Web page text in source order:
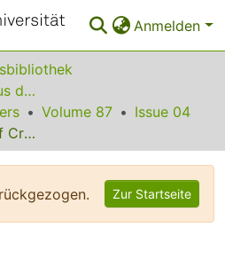
Anmelden
Sonstige Volltexte aus dem Bibliotheksangebot
Volume 87
Issue 04
Oscillatory Driving of Crystal Surfaces: A Route to Controlled Pattern Formation
Zur Startseite